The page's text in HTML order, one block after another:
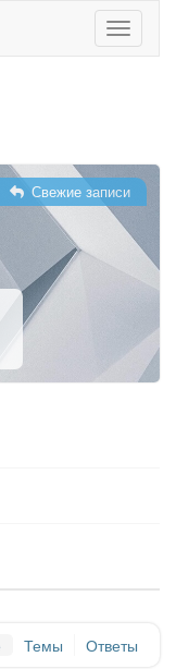
Меню
Свежие записи
Темы Ответы